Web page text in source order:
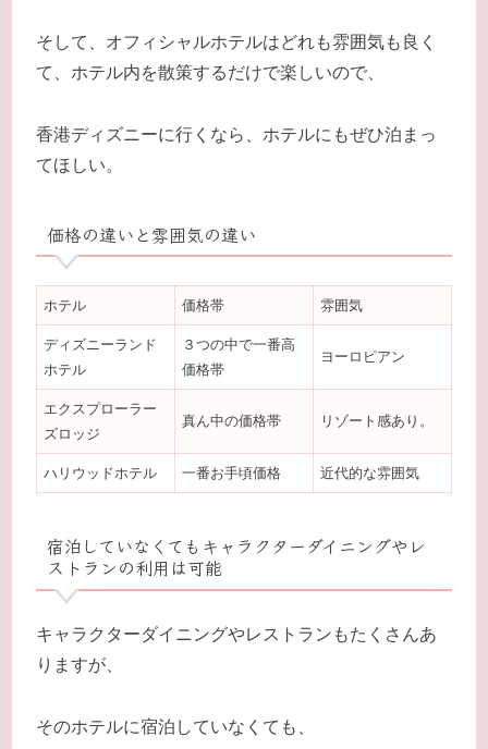
そして、オフィシャルホテルはどれも雰囲気も良く
て、ホテル内を散策するだけで楽しいので、
香港ディズニーに行くなら、ホテルにもぜひ泊まっ
てほしい。
価格の違いと雰囲気の違い
ホテル 価格帯 雰囲気
ディズニーランド
ホテル
３つの中で一番高
価格帯
ヨーロピアン
エクスプローラー
ズロッジ
真ん中の価格帯 リゾート感あり。
ハリウッドホテル 一番お手頃価格 近代的な雰囲気
宿泊していなくてもキャラクターダイニングやレ
ストランの利用は可能
キャラクターダイニングやレストランもたくさんあ
りますが、
そのホテルに宿泊していなくても、